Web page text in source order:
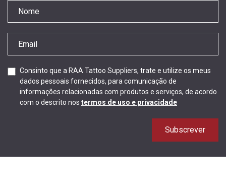
Consinto que a RAA Tattoo Suppliers, trate e utilize os meus
dados pessoais fornecidos, para comunicação de
informações relacionadas com produtos e serviços, de acordo
com o descrito nos termos de uso e privacidade
Subscrever